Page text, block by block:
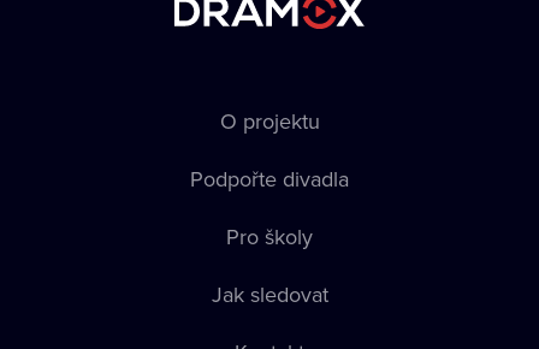
O projektu
Podpořte divadla
Pro školy
Jak sledovat